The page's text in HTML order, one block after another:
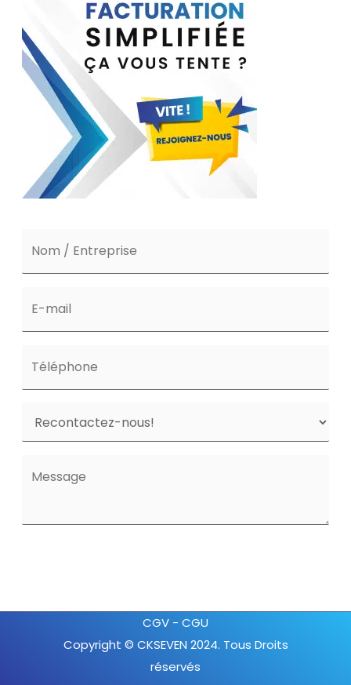
CGV - CGU
Copyright © CKSEVEN 2024. Tous Droits
réservés